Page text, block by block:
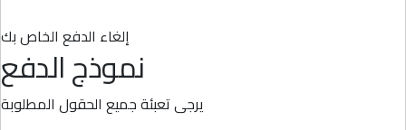
إلغاء الدفع الخاص بك
نموذج الدفع
يرجى تعبئة جميع الحقول المطلوبة